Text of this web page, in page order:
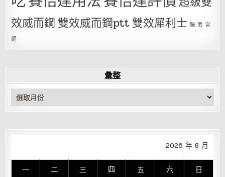
效威而鋼 雙效威而鋼ptt 雙效犀利士 騰 素 官
網
彙整
彙
整
2026 年 8 月
一 二 三 四 五 六 日